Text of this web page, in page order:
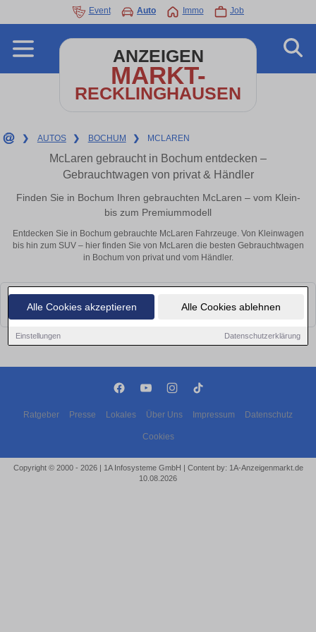
Alle Cookies akzeptieren Alle Cookies ablehnen
Einstellungen Datenschutzerklärung
Event Auto Immo Job
ANZEIGEN
MARKT-
RECKLINGHAUSEN
❯ AUTOS ❯ BOCHUM ❯ MCLAREN
McLaren gebraucht in Bochum entdecken –
Gebrauchtwagen von privat & Händler
Finden Sie in Bochum Ihren gebrauchten McLaren – vom Klein-
bis zum Premiummodell
Entdecken Sie in Bochum gebrauchte McLaren Fahrzeuge. Von Kleinwagen
bis hin zum SUV – hier finden Sie von McLaren die besten Gebrauchtwagen
in Bochum von privat und vom Händler.
Leider konnten wir derzeit keine passenden Autos finden. Schauen Sie
bald wieder vorbei!
Ratgeber Presse Lokales Über Uns Impressum Datenschutz
Cookies
Copyright © 2000 - 2026 | 1A Infosysteme GmbH | Content by: 1A-Anzeigenmarkt.de
10.08.2026